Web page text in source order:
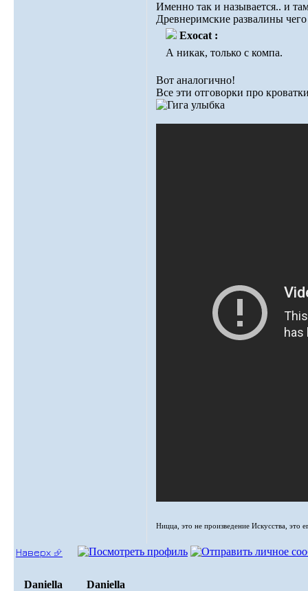
Именно так и называется.. и
Древнеримские развалины
Exocat :
А никак, только с компа.
Вот аналогично!
Все эти отговорки про
Ницца, это не произведение Искусства, это
Наверх ⮵
Daniella Daniella